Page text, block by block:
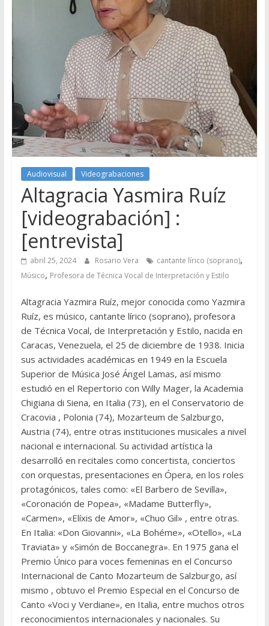
Audiovisual Videograbaciones
Altagracia Yasmira Ruíz
[videograbación] :
[entrevista]
abril 25, 2024 Rosario Vera cantante lírico (soprano),
Músico, Profesora de Técnica Vocal de Interpretación y Estilo
Altagracia Yazmira Ruíz, mejor conocida como Yazmira
Ruíz, es músico, cantante lírico (soprano), profesora
de Técnica Vocal, de Interpretación y Estilo, nacida en
Caracas, Venezuela, el 25 de diciembre de 1938. Inicia
sus actividades académicas en 1949 en la Escuela
Superior de Música José Ángel Lamas, así mismo
estudió en el Repertorio con Willy Mager, la Academia
Chigiana di Siena, en Italia (73), en el Conservatorio de
Cracovia , Polonia (74), Mozarteum de Salzburgo,
Austria (74), entre otras instituciones musicales a nivel
nacional e internacional. Su actividad artística la
desarrolló en recitales como concertista, conciertos
con orquestas, presentaciones en Ópera, en los roles
protagónicos, tales como: «El Barbero de Sevilla»,
«Coronación de Popea», «Madame Butterfly»,
«Carmen», «Elíxis de Amor», «Chuo Gil» , entre otras.
En Italia: «Don Giovanni», «La Bohéme», «Otello», «La
Traviata» y «Simón de Boccanegra». En 1975 gana el
Premio Único para voces femeninas en el Concurso
Internacional de Canto Mozarteum de Salzburgo, así
mismo , obtuvo el Premio Especial en el Concurso de
Canto «Voci y Verdiane», en Italia, entre muchos otros
reconocimientos internacionales y nacionales. Su